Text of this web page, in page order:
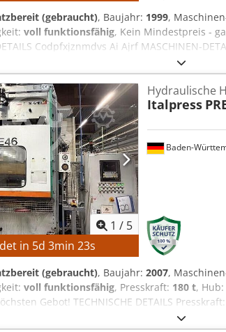
(gebraucht), Baujahr: 1999,
voll funktionsfähig, Kein Mindestpreis -
Codpfxjznmdvs Ai Ajrf MASCHINEN-
m Länge mit Anbauteile: 3,70 m Breite ohne
4,15 m Höhe mit Anbauteile: 4,30 m
OSO 46 Thermoöl: AGIP ALARIA 3
1 / 5
in 5d3min22s
Baden-
Hydraulische
Italpress
(gebraucht), Baujahr: 2007,
voll funktionsfähig, Presskraft: 180 t, Hub:
Gebot! TECHNISCHE DETAILS
mm Öffnung: 325 mm MASCHINEN-